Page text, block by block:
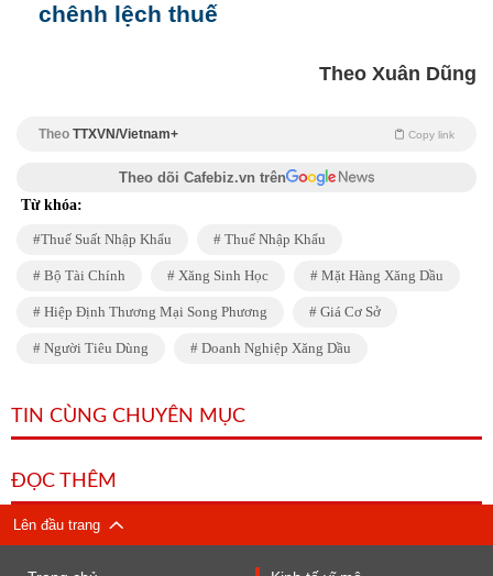
chênh lệch thuế
Theo Xuân Dũng
Theo TTXVN/Vietnam+ Copy link
Theo dõi Cafebiz.vn trên
Từ khóa:
Thuế Suất Nhập Khẩu Thuế Nhập Khẩu
Bộ Tài Chính Xăng Sinh Học Mặt Hàng Xăng Dầu
Hiệp Định Thương Mại Song Phương Giá Cơ Sở
Người Tiêu Dùng Doanh Nghiệp Xăng Dầu
TIN CÙNG CHUYÊN MỤC
ĐỌC THÊM
Lên đầu trang